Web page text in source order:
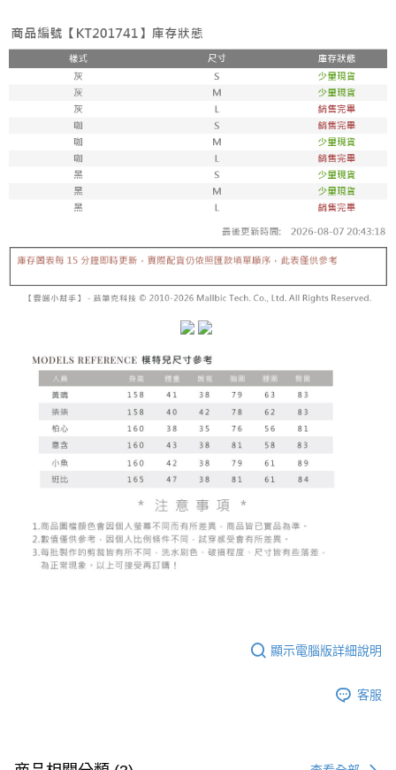
醒簡訊。
2.透過簡訊連結打開帳單後，可選擇「超商條碼／台灣大直營門市／銀行轉
帳／街口支付／iPASS MONEY」等通路繳費。
【注意事項】
1.本服務係由「台灣大哥大股份有限公司」（以下簡稱本公司）所提供，讓
用戶於交易時，得透過本服務購買商品或服務，並由商店將買賣／分期付款
買賣價金債權讓與本公司後，依約使用本公司帳單繳交帳款。
2.基於同意付款使用「大哥付你分期」之契約關係目的，商店將以您的個人
資料（包含姓名、電話或地址）提供予台灣大哥大進項蒐集、處理及利用，
由本公司與您本人進行分期帳單所需資料之確認、核對及更正。
3.完整用戶服務條款，請詳閱以下連結：
https://oppay.tw/userRule
【「AFTEE先享後付」結帳流程】
結帳頁面，進行簡訊認證並確認金額後，即可完成結帳。
２．訂單成立數日內，您將收到繳費通知簡訊。
３．收到繳費通知簡訊後14天內，點擊此簡訊中的連結，可透過四大超商／
ATM／網路銀行／等多元方式進行付款，方視為交易完成。
※ 請注意：結帳手續完成當下不需立刻繳費，但若您需要取消訂單，請聯絡
購買商品的店家。未經商家同意取消之訂單仍視為有效，需透過AFTEE先享
後付繳納相關費用。
※ 交易是否成功請以「AFTEE先享後付 」之結帳頁面顯示為準，若有關於
是否繳費成功／繳費後需取消欲退款等相關疑問，請聯繫「AFTEE先享後付
客戶支援中心」
https://netprotections.freshdesk.com/support/home
１．透過由恩沛科技股份有限公司提供之「AFTEE先享後付」服務完成之交
易，需依本服務之必要範圍內提供個人資料，並將交易相關給付款項請求債
權轉讓予恩沛科技股份有限公司。
２．關於個人資料處理事宜，請瀏覽以下網址：
３．未成年的使用者請事先徵得法定代理人或監護人之同意方可使用
任。
４．使用「AFTEE先享後付」時，將依據個別帳號之用戶狀況，依本公司即
時審查核予不同之上限額度；若仍有額度不足之情形，本公司將視審查結果
請求用戶進行身份認證。
５．嚴禁一人註冊多個帳號或使用他人資訊註冊。若發現惡意使用之情形，
恩沛科技股份有限公司將有權停止該用戶之使用額度並採取法律行動。
每筆NT$60，滿NT$1,800(含以上)免運費
付款後全家取貨
每筆NT$60，滿NT$1,600(含以上)免運費
已關閉，請勿下單
每筆NT$10,000
已關閉，請勿下單(付取)
每筆NT$10,000
每筆NT$60，滿NT$1,800(含以上)免運費
付款後7-11取貨
每筆NT$100，滿NT$2,500(含以上)免運費
國家/地區配送
顯示電腦版詳細說明
客服